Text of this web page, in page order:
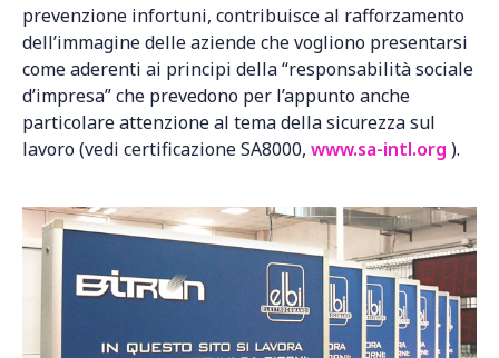
prevenzione infortuni, contribuisce al rafforzamento
dell’immagine delle aziende che vogliono presentarsi
come aderenti ai principi della “responsabilità sociale
d’impresa” che prevedono per l’appunto anche
particolare attenzione al tema della sicurezza sul
lavoro (vedi certificazione SA8000, www.sa-intl.org ).